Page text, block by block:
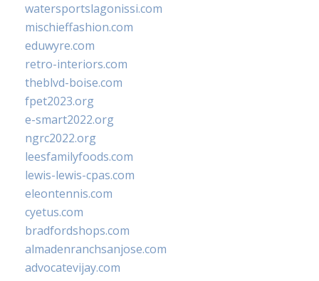
watersportslagonissi.com
mischieffashion.com
eduwyre.com
retro-interiors.com
theblvd-boise.com
fpet2023.org
e-smart2022.org
ngrc2022.org
leesfamilyfoods.com
lewis-lewis-cpas.com
eleontennis.com
cyetus.com
bradfordshops.com
almadenranchsanjose.com
advocatevijay.com